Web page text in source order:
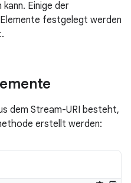
Einige der
festgelegt werden
dem Stream-URI besteht,
erstellt werden: